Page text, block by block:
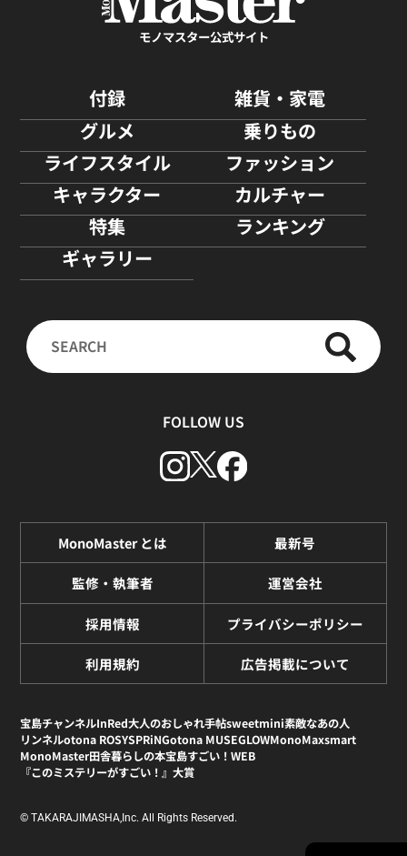
モノマスター公式サイト
付録
雑貨・家電
グルメ
乗りもの
ライフスタイル
ファッション
キャラクター
カルチャー
特集
ランキング
ギャラリー
FOLLOW US
MonoMaster とは 最新号
監修・執筆者 運営会社
採用情報 プライバシーポリシー
利用規約 広告掲載について
宝島チャンネルInRed大人のおしゃれ手帖sweetmini素敵なあの人
リンネルotona ROSYSPRiNGotona MUSEGLOWMonoMaxsmart
MonoMaster田舎暮らしの本宝島すごい！WEB
『このミステリーがすごい！』大賞
© TAKARAJIMASHA,Inc. All Rights Reserved.